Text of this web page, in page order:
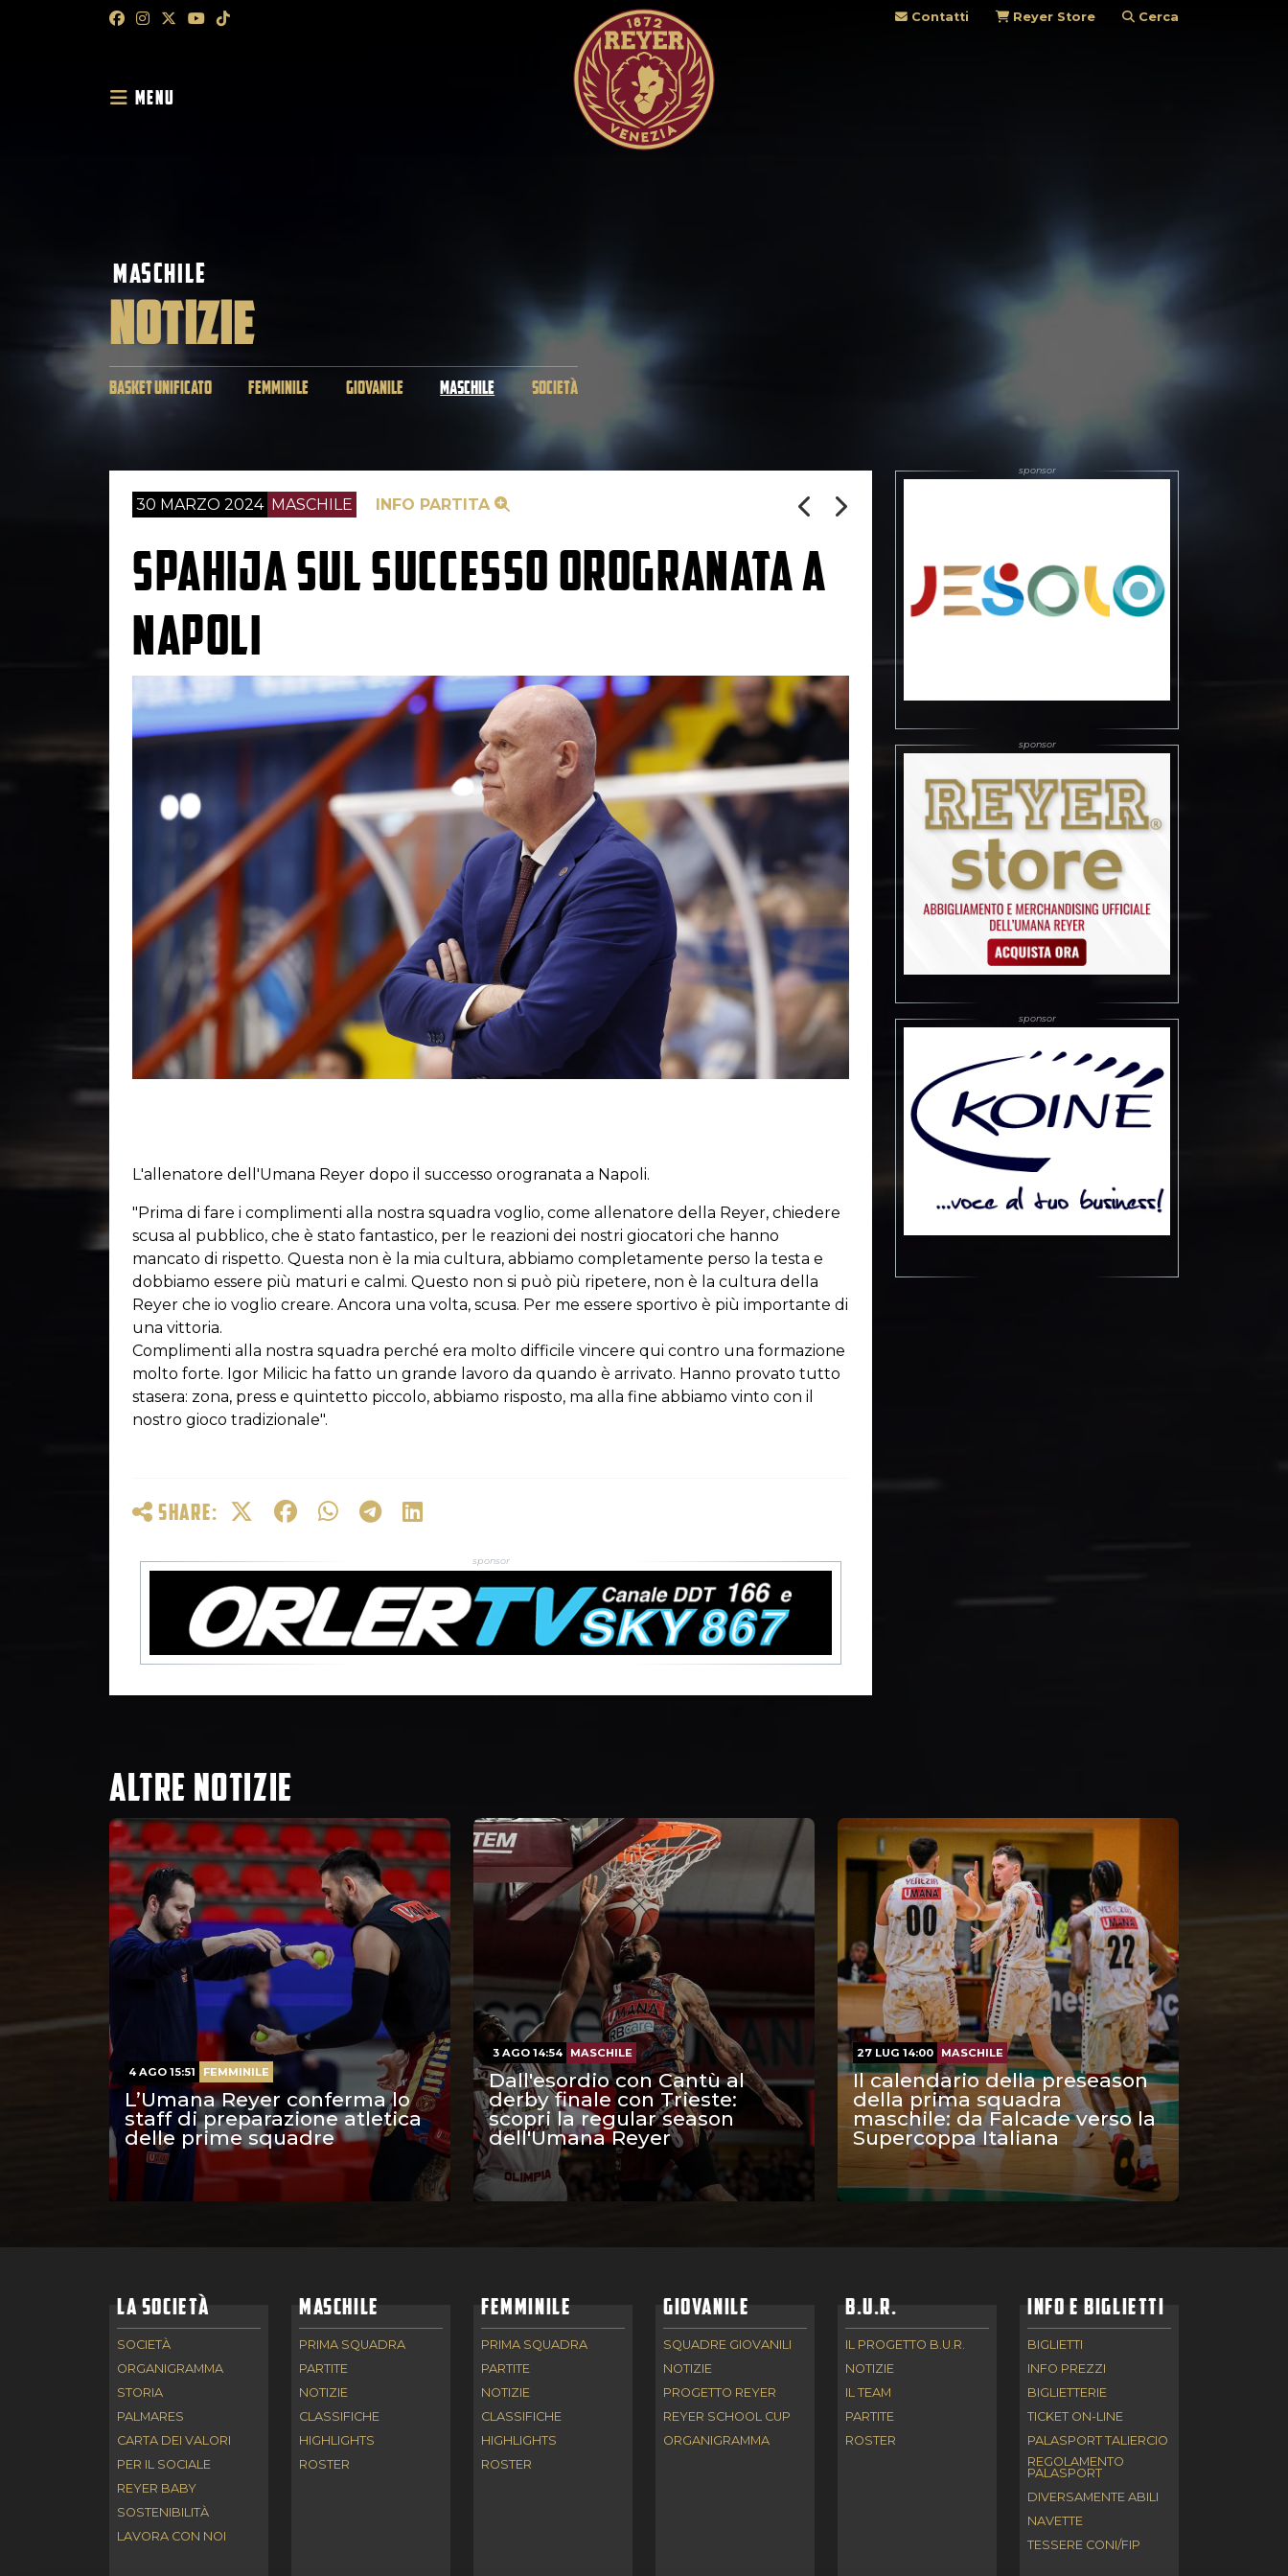
MENU
Contatti Reyer Store Cerca
MASCHILE
NOTIZIE
BASKET UNIFICATO FEMMINILE GIOVANILE MASCHILE SOCIETÀ
30 MARZO 2024 MASCHILE INFO PARTITA
SPAHIJA SUL SUCCESSO OROGRANATA A
NAPOLI
L'allenatore dell'Umana Reyer dopo il successo orogranata a Napoli.
"Prima di fare i complimenti alla nostra squadra voglio, come allenatore della Reyer, chiedere
scusa al pubblico, che è stato fantastico, per le reazioni dei nostri giocatori che hanno
mancato di rispetto. Questa non è la mia cultura, abbiamo completamente perso la testa e
dobbiamo essere più maturi e calmi. Questo non si può più ripetere, non è la cultura della
Reyer che io voglio creare. Ancora una volta, scusa. Per me essere sportivo è più importante di
una vittoria.
Complimenti alla nostra squadra perché era molto difficile vincere qui contro una formazione
molto forte. Igor Milicic ha fatto un grande lavoro da quando è arrivato. Hanno provato tutto
stasera: zona, press e quintetto piccolo, abbiamo risposto, ma alla fine abbiamo vinto con il
nostro gioco tradizionale".
SHARE:
ALTRE NOTIZIE
L’Umana Reyer conferma lo
staff di preparazione atletica
delle prime squadre
4 AGO 15:51 FEMMINILE
Dall'esordio con Cantù al
derby finale con Trieste:
scopri la regular season
dell'Umana Reyer
3 AGO 14:54 MASCHILE
Il calendario della preseason
della prima squadra
maschile: da Falcade verso la
Supercoppa Italiana
27 LUG 14:00 MASCHILE
LA SOCIETÀ
SOCIETÀ
ORGANIGRAMMA
STORIA
PALMARES
CARTA DEI VALORI
PER IL SOCIALE
REYER BABY
SOSTENIBILITÀ
LAVORA CON NOI
MASCHILE
PRIMA SQUADRA
PARTITE
NOTIZIE
CLASSIFICHE
HIGHLIGHTS
ROSTER
FEMMINILE
PRIMA SQUADRA
PARTITE
NOTIZIE
CLASSIFICHE
HIGHLIGHTS
ROSTER
GIOVANILE
SQUADRE GIOVANILI
NOTIZIE
PROGETTO REYER
REYER SCHOOL CUP
ORGANIGRAMMA
B.U.R.
IL PROGETTO B.U.R.
NOTIZIE
IL TEAM
PARTITE
ROSTER
INFO E BIGLIETTI
BIGLIETTI
INFO PREZZI
BIGLIETTERIE
TICKET ON-LINE
PALASPORT TALIERCIO
REGOLAMENTO
PALASPORT
DIVERSAMENTE ABILI
NAVETTE
TESSERE CONI/FIP